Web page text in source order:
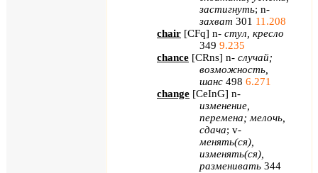
застигнуть; n-
захват 301 11.208
chair [CFq] n- стул, кресло
349 9.235
chance [CRns] n- случай;
возможность,
шанс 498 6.271
change [CeInG] n-
изменение,
перемена; мелочь,
сдача; v-
менять(ся),
изменять(ся),
разменивать 344